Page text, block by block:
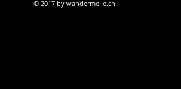
© 2017 by wandermeile.ch